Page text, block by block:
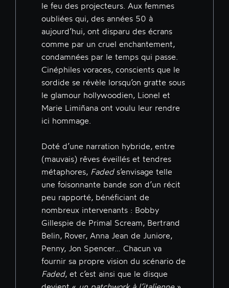
le feu des projecteurs. Aux femmes
oubliées qui, des années 50 à
aujourd’hui, ont disparu des écrans
comme par un cruel enchantement,
condamnées par le temps qui passe.
Cinéphiles voraces, conscients que le
sordide se révèle lorsqu’on gratte sous
le glamour hollywoodien, Lionel et
Marie Limiñana ont voulu leur rendre
ici hommage.
Doté d’une narration hybride, entre
(mauvais) rêves éveillés et tendres
métaphores, Fadeds’envisage telle
une foisonnante bande son d’un récit
peu rapporté, bénéficiant de
nombreux intervenants : Bobby
Gillespie de Primal Scream, Bertrand
Belin, Rover, Anna Jean de Juniore,
Penny, Jon Spencer… Chacun va
fournir sa propre vision du scénario de
Faded, et c’est ainsi que le disque